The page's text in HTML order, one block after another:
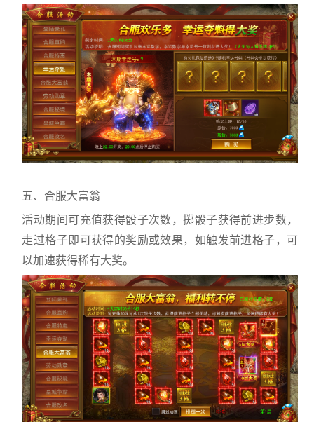
五、合服大富翁
活动期间可充值获得骰子次数，掷骰子获得前进步数，
走过格子即可获得的奖励或效果，如触发前进格子，可
以加速获得稀有大奖。